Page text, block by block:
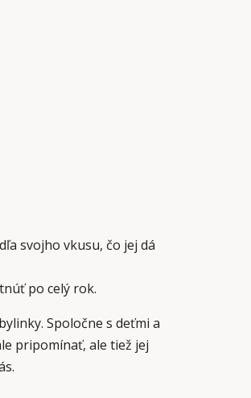
svojho vkusu, čo jej dá
po celý rok.
Spoločne s deťmi a
pripomínať, ale tiež jej